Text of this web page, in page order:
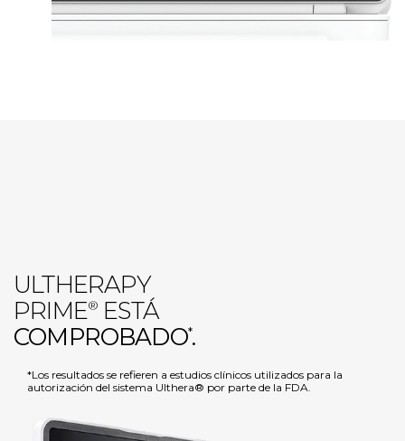
ULTHERAPY
PRIME® ESTÁ
COMPROBADO*.
*Los resultados se refieren a estudios clínicos utilizados para la
autorización del sistema Ulthera® por parte de la FDA.